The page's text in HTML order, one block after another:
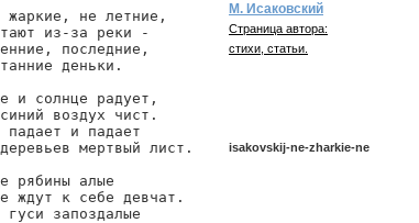
жаркие, не летние,
из-за реки -
последние,
деньки.
и солнце радует,
воздух чист.
падает и падает
мертвый лист.
рябины алые
ждут к себе девчат.
гуси запоздалые
М. Исаковский
Страница автора:
стихи, статьи.
isakovskij-ne-zharkie-ne